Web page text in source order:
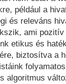
például a
és releváns
ami
etikus és
biztosítva a
algoritmus